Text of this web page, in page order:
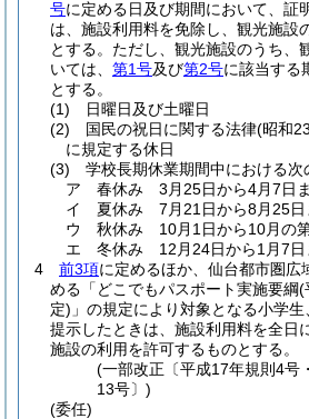
号に定める日及び期間において、証
は、施設利用料を免除し、観光施設
とする。 ただし、観光施設のうち、
いては、 第1号及び第2号に該当する
とする。
(1)
日曜日及び土曜日
(2)
国民の祝日に関する法律(昭和
に規定する休日
(3)
学校長期休業期間中における次
ア
春休み 3月25日から4月7日
イ
夏休み 7月21日から8月25日
ウ
秋休み 10月1日から10月の
エ
冬休み 12月24日から1月7日
4
前3項に定めるほか、仙台都市圏広
める「どこでもパスポート実施要綱(
定) 」の規定により対象となる小学
提示したときは、施設利用料を全日
施設の利用を許可するものとする。
(一部改正〔平成17年規則4号
13号〕)
(委任)